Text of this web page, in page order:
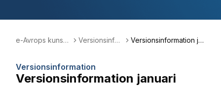
e-Avrops kunska
Versionsinfor
Versionsinformation ja
Versionsinformation
Versionsinformation januari